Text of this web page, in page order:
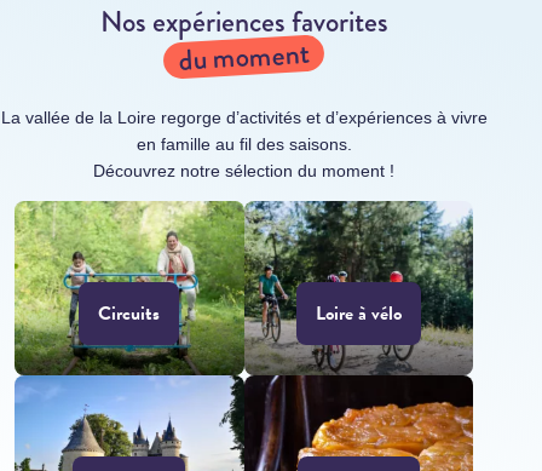
Nos expériences favorites
du moment
La vallée de la Loire regorge d’activités et d’expériences à vivre
en famille au fil des saisons.
Découvrez notre sélection du moment !
Circuits Loire à vélo